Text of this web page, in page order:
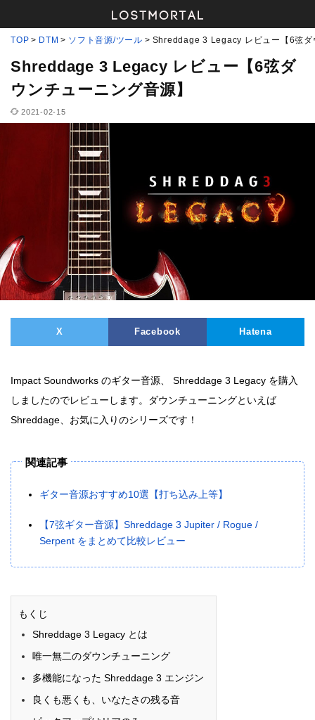
TOP DTM ソフト音源/ツール Shreddage 3 Legacy レビュー【6弦ダ
Shreddage 3 Legacy レビュー【6弦ダ
ウンチューニング音源】
2021-02-15
X Facebook Hatena
Impact Soundworks のギター音源、 Shreddage 3 Legacy を購入
しましたのでレビューします。ダウンチューニングといえば
Shreddage、お気に入りのシリーズです！
関連記事
ギター音源おすすめ10選【打ち込み上等】
【7弦ギター音源】Shreddage 3 Jupiter / Rogue /
Serpent をまとめて比較レビュー
もくじ
Shreddage 3 Legacy とは
唯一無二のダウンチューニング
多機能になった Shreddage 3 エンジン
良くも悪くも、いなたさの残る音